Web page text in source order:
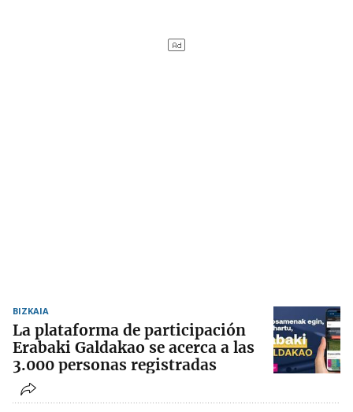
BIZKAIA
La plataforma de participación
Erabaki Galdakao se acerca a las
3.000 personas registradas